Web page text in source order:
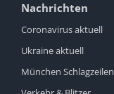
Nachrichten
Coronavirus aktuell
Ukraine aktuell
München Schlagzeilen